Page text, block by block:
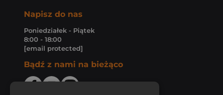
Napisz do nas
Poniedziałek - Piątek
8:00 - 18:00
[email protected]
Bądź z nami na bieżąco